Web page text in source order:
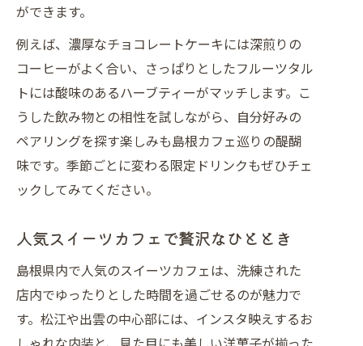
ができます。
例えば、濃厚なチョコレートケーキには深煎りの
コーヒーがよく合い、さっぱりとしたフルーツタル
トには酸味のあるハーブティーがマッチします。こ
うした飲み物との相性を試しながら、自分好みの
ペアリングを探す楽しみも島根カフェ巡りの醍醐
味です。季節ごとに変わる限定ドリンクもぜひチェ
ックしてみてください。
人気スイーツカフェで贅沢なひととき
島根県内で人気のスイーツカフェは、洗練された
店内でゆったりとした時間を過ごせるのが魅力で
す。松江や出雲の中心部には、インスタ映えするお